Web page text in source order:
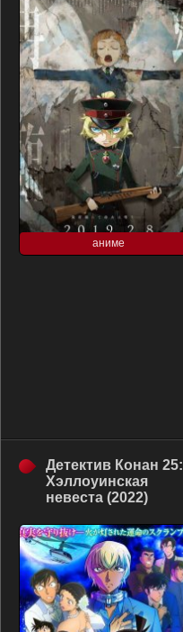
аниме
Детектив Конан 25:
Хэллоуинская
невеста (2022)